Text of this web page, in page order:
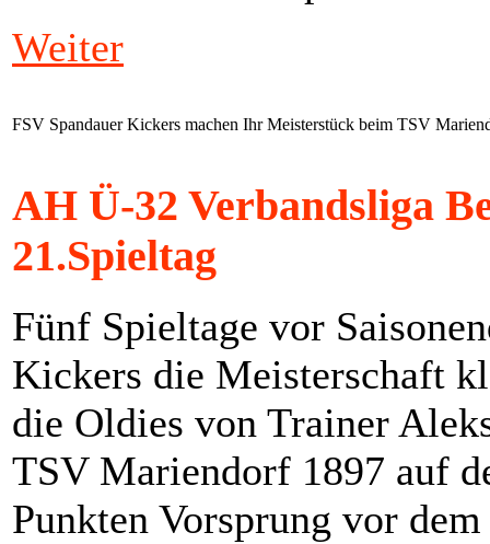
Weiter
FSV Spandauer Kickers machen Ihr Meisterstück beim TSV
AH Ü-32 Verbandsliga
21.Spieltag
Fünf Spieltage vor
Kickers die Meisterschaft
die Oldies von Trainer
TSV Mariendorf 1897 auf
Punkten Vorsprung vor